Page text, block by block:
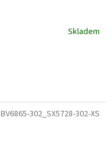
Skladem
BV6865-302_SX5728-302-XS